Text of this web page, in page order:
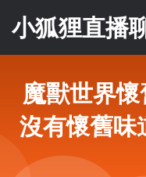
小狐狸直播
魔獸世界
沒有懷舊味